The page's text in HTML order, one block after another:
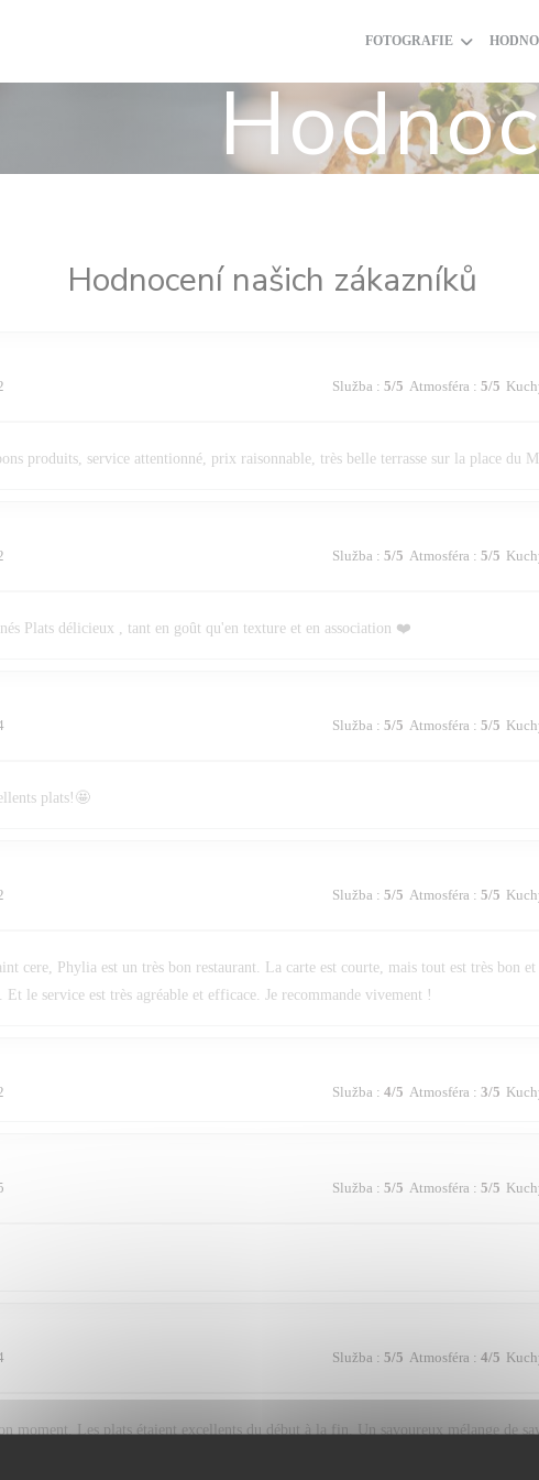
FOTOGRAFIE
Hodnocení našich zákazníků
Služba : 5/5 Atmosféra : 5/5
produits, service attentionné, prix raisonnable, très belle terrasse sur la place du
Služba : 5/5 Atmosféra : 5/5
Plats délicieux , tant en goût qu'en texture et en association ❤️
Služba : 5/5 Atmosféra : 5/5
plats!🤩
Služba : 5/5 Atmosféra : 5/5
cere, Phylia est un très bon restaurant. La carte est courte, mais tout est très bon
Et le service est très agréable et efficace. Je recommande vivement !
Služba : 4/5 Atmosféra : 3/5
Služba : 5/5 Atmosféra : 5/5
Služba : 5/5 Atmosféra : 4/5
moment. Les plats étaient excellents du début à la fin. Un savoureux mélange de
très agréable et professionnel. On recommande vivement pour les épicuriens.